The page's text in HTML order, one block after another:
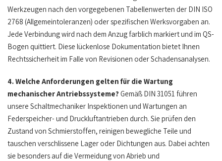
Werkzeugen nach den vorgegebenen Tabellenwerten der DIN ISO
2768 (Allgemeintoleranzen) oder spezifischen Werksvorgaben an.
Jede Verbindung wird nach dem Anzug farblich markiert und im QS-
Bogen quittiert. Diese lückenlose Dokumentation bietet Ihnen
Rechtssicherheit im Falle von Revisionen oder Schadensanalysen.
4. Welche Anforderungen gelten für die Wartung
mechanischer Antriebssysteme? Gemäß DIN 31051 führen
unsere Schaltmechaniker Inspektionen und Wartungen an
Federspeicher- und Druckluftantrieben durch. Sie prüfen den
Zustand von Schmierstoffen, reinigen bewegliche Teile und
tauschen verschlissene Lager oder Dichtungen aus. Dabei achten
sie besonders auf die Vermeidung von Abrieb und